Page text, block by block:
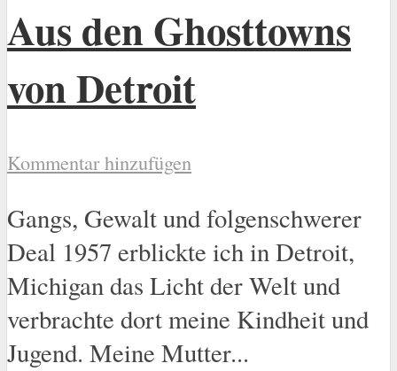
Aus den Ghosttowns
von Detroit
Kommentar hinzufügen
Gangs, Gewalt und folgenschwerer
Deal 1957 erblickte ich in Detroit,
Michigan das Licht der Welt und
verbrachte dort meine Kindheit und
Jugend. Meine Mutter...